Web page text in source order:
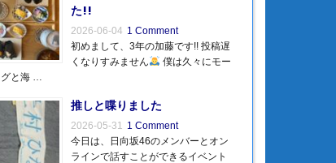
た!!
2026-06-04 1 Comment
初めまして、3年の加藤です!! 投稿遅
くなりすみません
僕は久々にモー
と海 …
推しと喋りました
2026-05-31
1 Comment
今日は、日向坂46のメンバーとオン
ラインで話すことができるイベント